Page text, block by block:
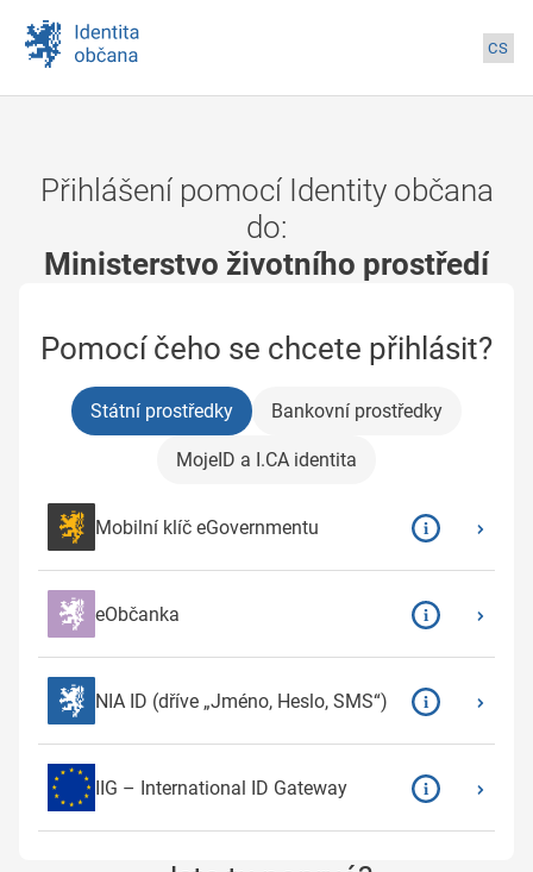
Přihlášení pomocí Identity občana
do:
Ministerstvo životního prostředí
Pomocí čeho se chcete přihlásit?
Státní prostředky Bankovní prostředky
MojeID a I.CA identita
Mobilní klíč eGovernmentu
eObčanka
NIA ID (dříve „Jméno, Heslo, SMS“)
IIG – International ID Gateway